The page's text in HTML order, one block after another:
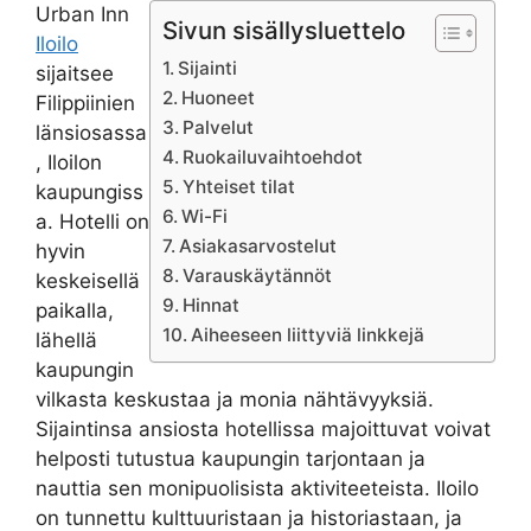
Sivun sisällysluettelo
Sijainti
Huoneet
Palvelut
Ruokailuvaihtoehdot
Yhteiset tilat
Wi-Fi
Asiakasarvostelut
Varauskäytännöt
Hinnat
Aiheeseen liittyviä linkkejä
Urban Inn
Iloilo
sijaitsee
Filippiinien
länsiosassa
, Iloilon
kaupungiss
a. Hotelli on
hyvin
keskeisellä
paikalla,
lähellä
kaupungin
vilkasta keskustaa ja monia nähtävyyksiä.
Sijaintinsa ansiosta hotellissa majoittuvat voivat
helposti tutustua kaupungin tarjontaan ja
nauttia sen monipuolisista aktiviteeteista. Iloilo
on tunnettu kulttuuristaan ja historiastaan, ja